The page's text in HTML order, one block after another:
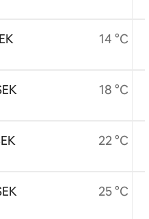
14 °C
18 °C
22 °C
25 °C